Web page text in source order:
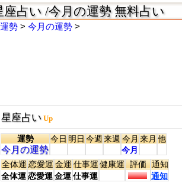
座占い /今月の運勢 無料占い
勢 今月の運勢
座占い Up
運勢
今月の運勢
今日明日今週来週今月
今月
来月他
全体運
全体運
恋愛運
恋愛運
金運
金運
仕事運
仕事運
健康運 評価 通知
通知